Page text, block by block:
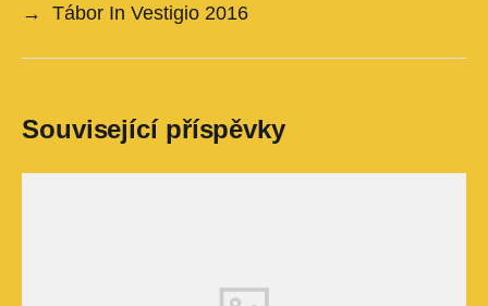
→
Tábor In Vestigio 2016
Související příspěvky